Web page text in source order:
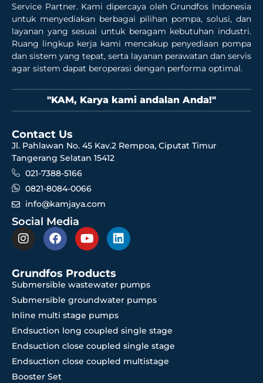
Service Partner. Kami dipercaya oleh Grundfos Indonesia
untuk menyediakan berbagai pilihan pompa, solusi, dan
layanan yang sesuai untuk beragam kebutuhan industri.
Ruang lingkup kerja kami mencakup penyediaan pompa
dan sistem yang tepat, serta layanan perawatan dan servis
agar sistem dapat beroperasi dengan performa optimal.
"KAM, Karya kami andalan Anda!"
Contact Us
Jl. Pahlawan No. 45 Kav.2 Rempoa, Ciputat Timur
Tangerang Selatan 15412
021-7388-5166
0821-8084-0066
info@kamjaya.com
Social Media
Grundfos Products
Submersible wastewater pumps
Submersible groundwater pumps
Inline multi stage pumps
Endsuction long coupled single stage
Endsuction close coupled single stage
Endsuction close coupled multistage
Booster Set